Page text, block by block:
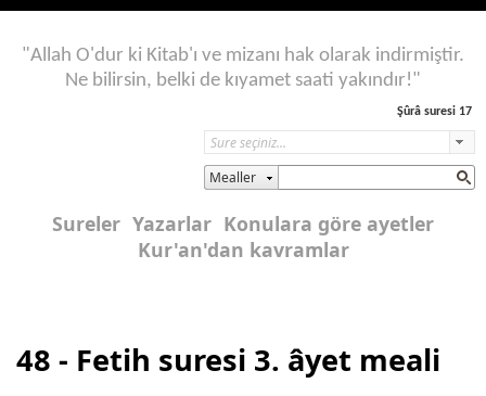
"Allah O'dur ki Kitab'ı ve mizanı hak olarak indirmiştir.
Ne bilirsin, belki de kıyamet saati yakındır!"
Şûrâ suresi 17
Mealler
Sureler Yazarlar Konulara göre ayetler
Kur'an'dan kavramlar
48 - Fetih suresi 3. âyet meali